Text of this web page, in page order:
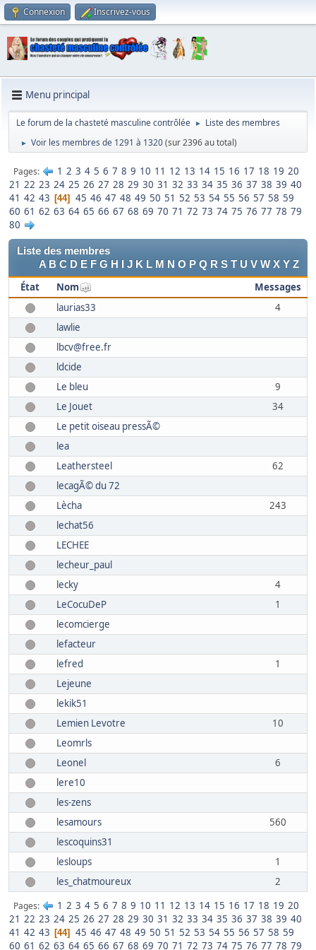
Connexion Inscrivez-vous
Menu principal
Le forum de la chasteté masculine contrôlée ► Liste des membres
► Voir les membres de 1291 à 1320(sur 2396 au total)
Pages 1 2 3 4 5 6 7 8 9 10 11 12 13 14 15 16 17 18 19 20
21 22 23 24 25 26 27 28 29 30 31 32 33 34 35 36 37 38 39 40
41 42 43 44 45 46 47 48 49 50 51 52 53 54 55 56 57 58 59
60 61 62 63 64 65 66 67 68 69 70 71 72 73 74 75 76 77 78 79
80
Liste des membres
A B C D E F G H I J K L M N O P Q R S T U V W X Y Z
État Nom
Messages
laurias33
4
lawlie
lbcv@free.fr
ldcide
Le bleu
9
Le Jouet
34
Le petit oiseau pressÃ©
lea
Leathersteel
62
lecagÃ© du 72
Lècha
243
lechat56
LECHEE
lecheur_paul
lecky
4
LeCocuDeP
1
lecomcierge
lefacteur
lefred
1
Lejeune
lekik51
Lemien Levotre
10
Leomrls
Leonel
6
lere10
les-zens
lesamours
560
lescoquins31
lesloups
1
les_chatmoureux
2
Pages 1 2 3 4 5 6 7 8 9 10 11 12 13 14 15 16 17 18 19 20
21 22 23 24 25 26 27 28 29 30 31 32 33 34 35 36 37 38 39 40
41 42 43 44 45 46 47 48 49 50 51 52 53 54 55 56 57 58 59
60 61 62 63 64 65 66 67 68 69 70 71 72 73 74 75 76 77 78 79